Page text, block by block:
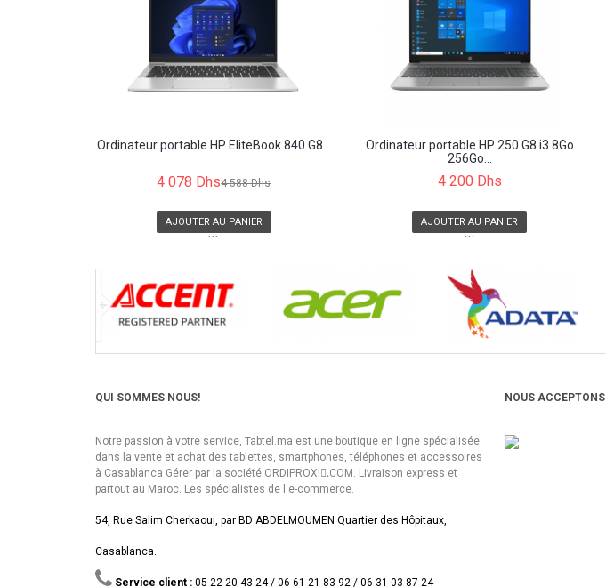
Ordinateur portable HP EliteBook 840 G8...
4 078 Dhs4 588 Dhs
AJOUTER AU PANIER
```
Ordinateur portable HP 250 G8 i3 8Go
256Go...
4 200 Dhs
AJOUTER AU PANIER
```
QUI SOMMES NOUS!
Notre passion à votre service, Tabtel.ma est une boutique en ligne spécialisée
dans la vente et achat des tablettes, smartphones, téléphones et accessoires
à Casablanca Gérer par la société ORDIPROXI.ِCOM. Livraison express et
partout au Maroc. Les spécialistes de l'e-commerce.
54, Rue Salim Cherkaoui, par BD ABDELMOUMEN Quartier des Hôpitaux,
Casablanca.
Service client : 05 22 20 43 24 / 06 61 21 83 92 / 06 31 03 87 24
NOUS ACCEPTONS